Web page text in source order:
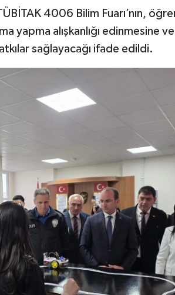
4006 Bilim Fuarı’nın,
yapma alışkanlığı edinmesine
sağlayacağı ifade edildi.